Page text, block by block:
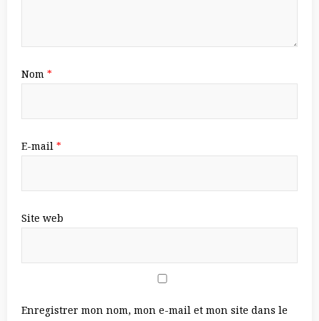
Nom *
E-mail *
Site web
Enregistrer mon nom, mon e-mail et mon site dans le